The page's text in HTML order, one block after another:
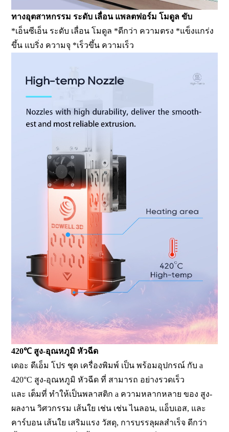
ทางอุตสาหกรรม ระดับ เลื่อน แพลตฟอร์ม โมดูล ขับ
*เอ็นซีเอ็น ระดับ เลื่อน โมดูล *ดีกว่า ความตรง *แข็งแกร่ง
ขึ้น แบริ่ง ความจุ *เร็วขึ้น ความเร็ว
420℃ สูง-อุณหภูมิ หัวฉีด
เดอะ ดีเอ็ม โปร ชุด เครื่องพิมพ์ เป็น พร้อมอุปกรณ์ กับ a
420°C สูง-อุณหภูมิ หัวฉีด ที่ สามารถ อย่างรวดเร็ว
และ เต็มที่ ทำให้เป็นพลาสติก a ความหลากหลาย ของ สูง-
ผลงาน วิศวกรรม เส้นใย เช่น เช่น ไนลอน, แอ็บเอส, และ
คาร์บอน เส้นใย เสริมแรง วัสดุ, การบรรลุผลสำเร็จ ดีกว่า